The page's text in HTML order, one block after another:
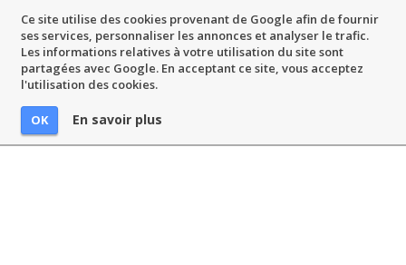
Ce site utilise des cookies provenant de Google afin de fournir
ses services, personnaliser les annonces et analyser le trafic.
Les informations relatives à votre utilisation du site sont
partagées avec Google. En acceptant ce site, vous acceptez
l'utilisation des cookies.
OK En savoir plus